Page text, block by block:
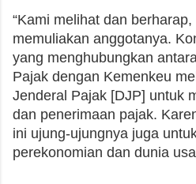
“Kami melihat dan
memuliakan anggotanya.
yang menghubungkan
Pajak dengan Kemenkeu
Jenderal Pajak [DJP] untuk
dan penerimaan pajak.
ini ujung-ujungnya juga
perekonomian dan dunia